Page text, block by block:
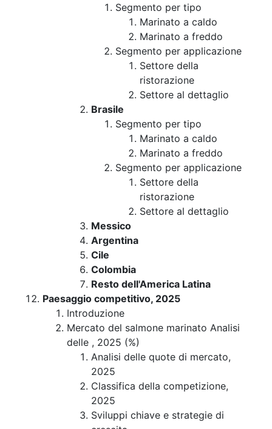
Segmento per tipo
Marinato a caldo
Marinato a freddo
Segmento per applicazione
Settore della
ristorazione
Settore al dettaglio
Brasile
Segmento per tipo
Marinato a caldo
Marinato a freddo
Segmento per applicazione
Settore della
ristorazione
Settore al dettaglio
Messico
Argentina
Cile
Colombia
Resto dell'America Latina
Paesaggio competitivo, 2025
Introduzione
Mercato del salmone marinato Analisi
delle , 2025 (%)
Analisi delle quote di mercato,
2025
Classifica della competizione,
2025
Sviluppi chiave e strategie di